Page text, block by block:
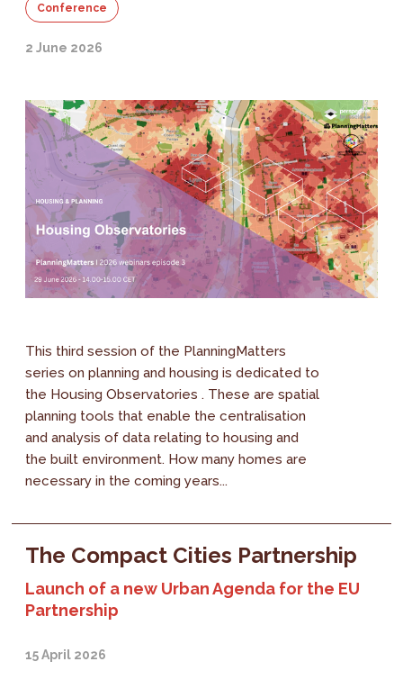
Conference
2 June 2026
This third session of the PlanningMatters
series on planning and housing is dedicated to
the Housing Observatories . These are spatial
planning tools that enable the centralisation
and analysis of data relating to housing and
the built environment. How many homes are
necessary in the coming years...
The Compact Cities Partnership
Launch of a new Urban Agenda for the EU
Partnership
15 April 2026